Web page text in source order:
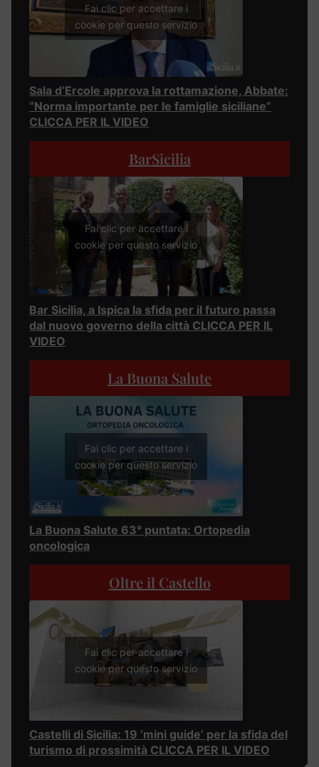
Fai clic per accettare i
cookie per questo servizio
Sala d’Ercole approva la rottamazione, Abbate:
“Norma importante per le famiglie siciliane”
CLICCA PER IL VIDEO
BarSicilia
Fai clic per accettare i
cookie per questo servizio
Bar Sicilia, a Ispica la sfida per il futuro passa
dal nuovo governo della città CLICCA PER IL
VIDEO
La Buona Salute
Fai clic per accettare i
cookie per questo servizio
La Buona Salute 63° puntata: Ortopedia
oncologica
Oltre il Castello
Fai clic per accettare i
cookie per questo servizio
Castelli di Sicilia: 19 ‘mini guide’ per la sfida del
turismo di prossimità CLICCA PER IL VIDEO